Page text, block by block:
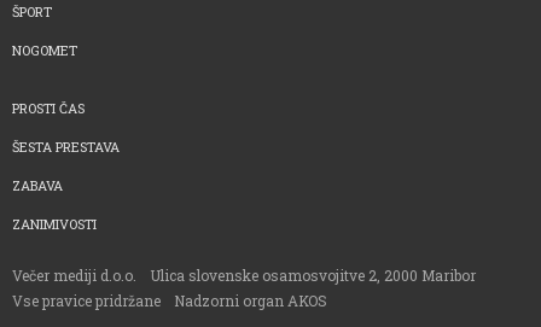
ŠPORT
NOGOMET
PROSTI ČAS
ŠESTA PRESTAVA
ZABAVA
ZANIMIVOSTI
Večer mediji d.o.o.
Ulica slovenske osamosvojitve 2, 2000 Maribor
Vse pravice pridržane
Nadzorni organ AKOS